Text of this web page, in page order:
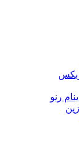
رنو